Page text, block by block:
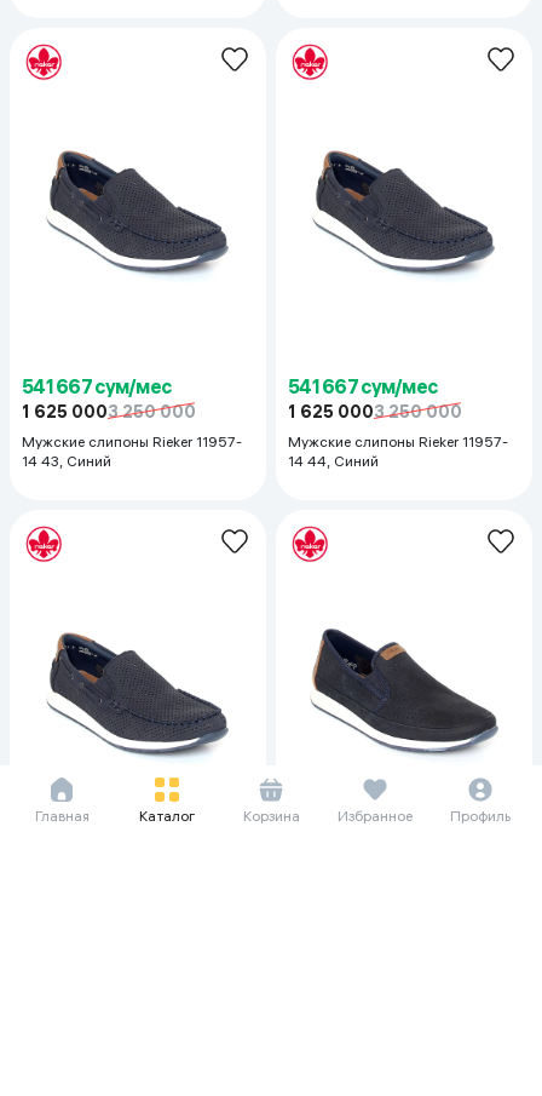
541 667 сум/мес
1 625 0003 250 000
Мужские слипоны Rieker 11957-
14 43, Синий
541 667 сум/мес
1 625 0003 250 000
Мужские слипоны Rieker 11957-
14 44, Синий
Главная Каталог Корзина Избранное Профиль